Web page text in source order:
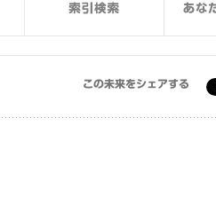
この未来をシェアする